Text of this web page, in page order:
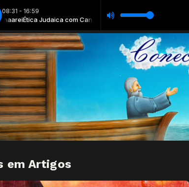
08:31 - 16:59
Ética Judaica com Canal Shaarei
(1) Shema Yisrael Hear O Israe (1)
em Artigos